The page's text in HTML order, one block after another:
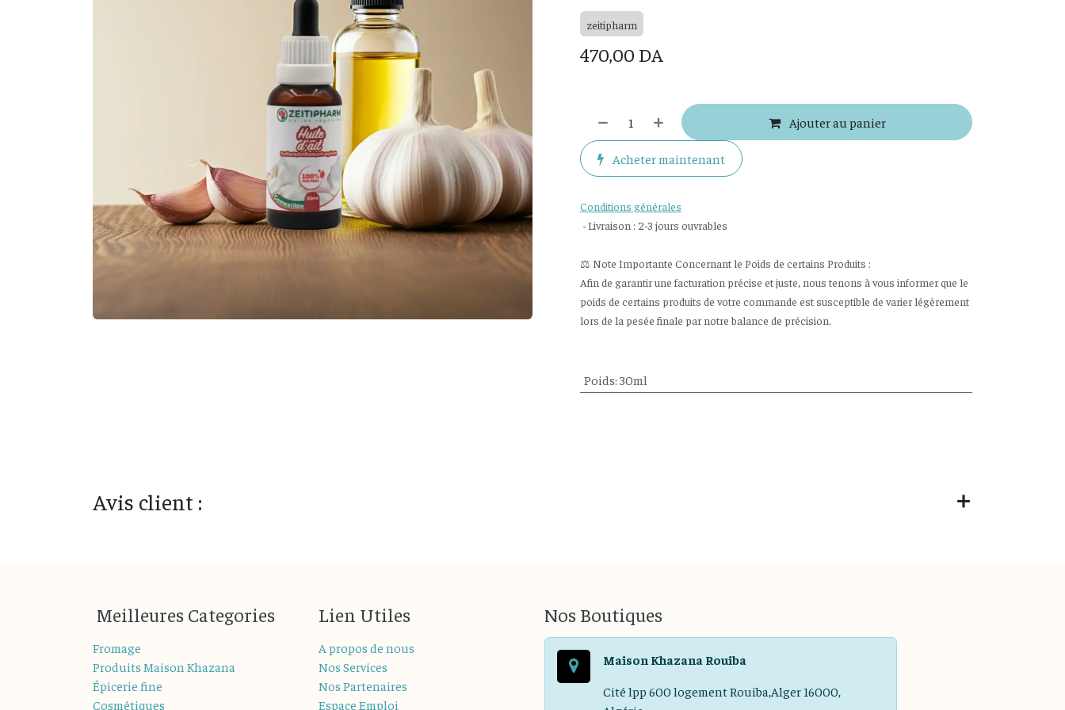
zeitipharm
470,00 DA
Ajouter au panier
Acheter maintenant
Conditions générales
- Livraison : 2-3 jours ouvrables
⚖️ Note Importante Concernant le Poids de certains Produits :
Afin de garantir une facturation précise et juste, nous tenons à vous informer que le
poids de certains produits de votre commande est susceptible de varier légèrement
lors de la pesée finale par notre balance de précision.
Poids: 30ml
Avis client :
Meilleures Categories
Fromage
Produits Maison Khazana
Épicerie fine
Cosmétiques
Lien Utiles
A propos de nous
Nos Services
Nos Partenaires
Espace Emploi
Nos Boutiques
Maison Khazana Rouiba
Cité lpp 600 logement Rouiba,Alger 16000,